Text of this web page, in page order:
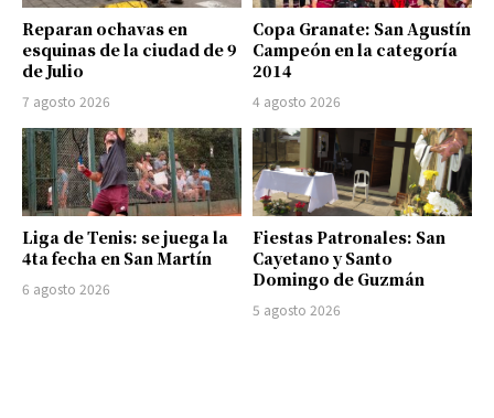
Reparan ochavas en
esquinas de la ciudad de 9
de Julio
7 agosto 2026
Copa Granate: San Agustín
Campeón en la categoría
2014
4 agosto 2026
Liga de Tenis: se juega la
4ta fecha en San Martín
6 agosto 2026
Fiestas Patronales: San
Cayetano y Santo
Domingo de Guzmán
5 agosto 2026